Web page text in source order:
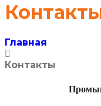
Главная
Контакты